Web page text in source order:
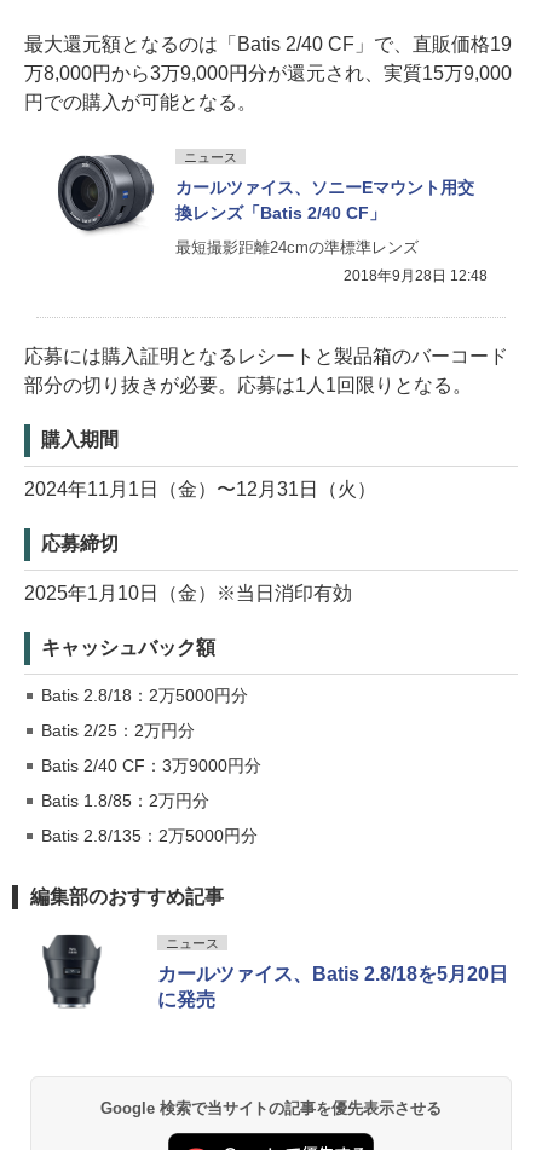
最大還元額となるのは「Batis 2/40 CF」で、直販価格19
万8,000円から3万9,000円分が還元され、実質15万9,000
円での購入が可能となる。
ニュース
カールツァイス、ソニーEマウント用交
換レンズ「Batis 2/40 CF」
最短撮影距離24cmの準標準レンズ
2018年9月28日 12:48
応募には購入証明となるレシートと製品箱のバーコード
部分の切り抜きが必要。応募は1人1回限りとなる。
購入期間
2024年11月1日（金）〜12月31日（火）
応募締切
2025年1月10日（金）※当日消印有効
キャッシュバック額
Batis 2.8/18：2万5000円分
Batis 2/25：2万円分
Batis 2/40 CF：3万9000円分
Batis 1.8/85：2万円分
Batis 2.8/135：2万5000円分
編集部のおすすめ記事
ニュース
カールツァイス、Batis 2.8/18を5月20日
に発売
Google 検索で当サイトの記事を優先表示させる